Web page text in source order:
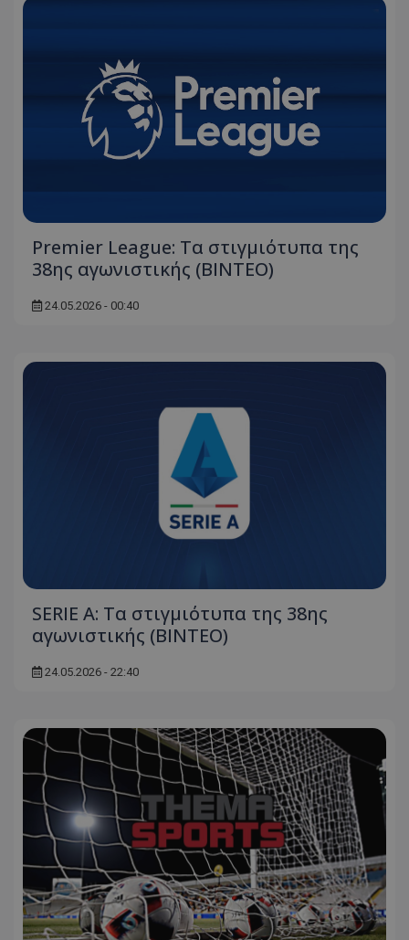
Premier League: Τα στιγμιότυπα της
38ης αγωνιστικής (ΒΙΝΤΕΟ)
24.05.2026 - 00:40
SERIE A: Τα στιγμιότυπα της 38ης
αγωνιστικής (ΒΙΝΤΕΟ)
24.05.2026 - 22:40